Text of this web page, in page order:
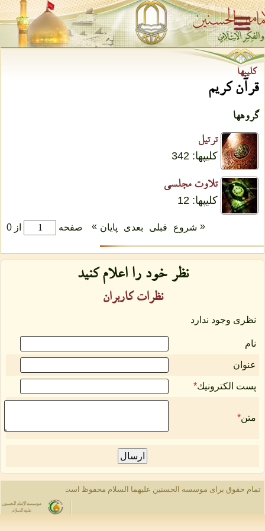
كلیپها
قرآن کریم
گروهها
ترتیل
كلیپها: 342
تلاوت مجلسی
كلیپها: 12
صفحه از 0 « شروع قبلی بعدی پایان »
نظر خود را اعلام كنید
نظرات كاربران
نظری وجود ندارد
نام
عنوان
پست الكترونیك*
متن*
تمام حقوق برای موسسه الحسنین علیهما السلام محفوظ است © 2012. انتشار مطالب با ذكر منبع بلامانع است
شبکه فرهنگی